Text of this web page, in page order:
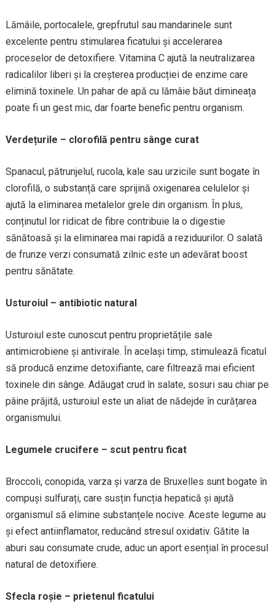
Lămâile, portocalele, grepfrutul sau mandarinele sunt
excelente pentru stimularea ficatului și accelerarea
proceselor de detoxifiere. Vitamina C ajută la neutralizarea
radicalilor liberi și la creșterea producției de enzime care
elimină toxinele. Un pahar de apă cu lămâie băut dimineața
poate fi un gest mic, dar foarte benefic pentru organism.
Verdețurile – clorofilă pentru sânge curat
Spanacul, pătrunjelul, rucola, kale sau urzicile sunt bogate în
clorofilă, o substanță care sprijină oxigenarea celulelor și
ajută la eliminarea metalelor grele din organism. În plus,
conținutul lor ridicat de fibre contribuie la o digestie
sănătoasă și la eliminarea mai rapidă a reziduurilor. O salată
de frunze verzi consumată zilnic este un adevărat boost
pentru sănătate.
Usturoiul – antibiotic natural
Usturoiul este cunoscut pentru proprietățile sale
antimicrobiene și antivirale. În același timp, stimulează ficatul
să producă enzime detoxifiante, care filtrează mai eficient
toxinele din sânge. Adăugat crud în salate, sosuri sau chiar pe
pâine prăjită, usturoiul este un aliat de nădejde în curățarea
organismului.
Legumele crucifere – scut pentru ficat
Broccoli, conopida, varza și varza de Bruxelles sunt bogate în
compuși sulfurați, care susțin funcția hepatică și ajută
organismul să elimine substanțele nocive. Aceste legume au
și efect antiinflamator, reducând stresul oxidativ. Gătite la
aburi sau consumate crude, aduc un aport esențial în procesul
natural de detoxifiere.
Sfecla roșie – prietenul ficatului